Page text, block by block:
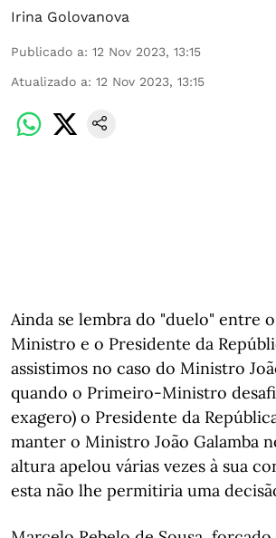
Irina Golovanova
Publicado a: 12 Nov 2023, 13:15
Atualizado a: 12 Nov 2023, 13:15
Ainda se lembra do "duelo" entre
Ministro e o Presidente da
assistimos no caso do Ministro
quando o Primeiro-Ministro
exagero) o Presidente da
manter o Ministro João Galamba
altura apelou várias vezes à sua
esta não lhe permitiria uma